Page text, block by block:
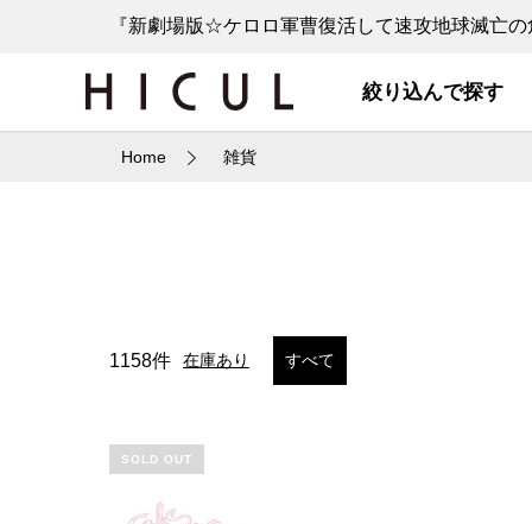
『新劇場版☆ケロロ軍曹復活して速攻地球滅亡
絞り込んで探す
Home 雑貨
1158件 在庫あり すべて
SOLD OUT